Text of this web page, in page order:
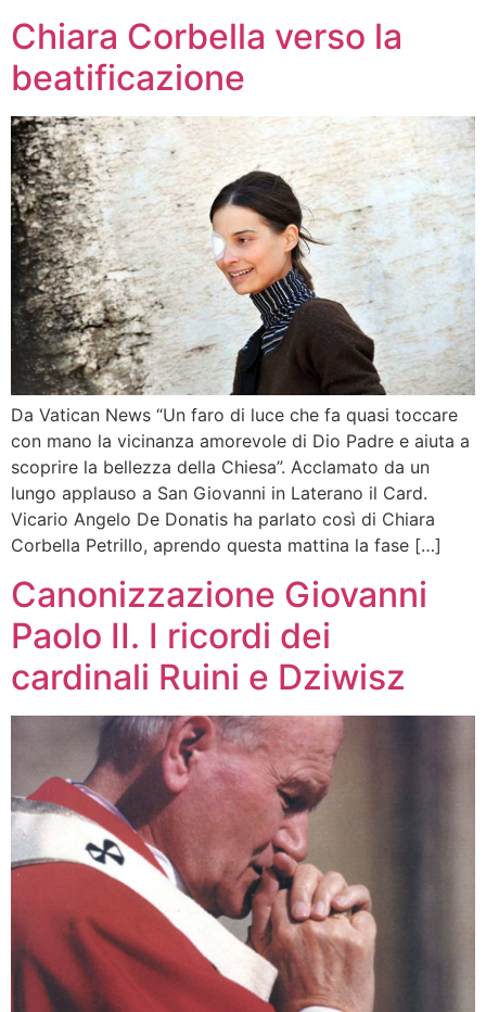
Chiara Corbella verso la
beatificazione
Da Vatican News “Un faro di luce che fa quasi toccare
con mano la vicinanza amorevole di Dio Padre e aiuta a
scoprire la bellezza della Chiesa”. Acclamato da un
lungo applauso a San Giovanni in Laterano il Card.
Vicario Angelo De Donatis ha parlato così di Chiara
Corbella Petrillo, aprendo questa mattina la fase […]
Canonizzazione Giovanni
Paolo II. I ricordi dei
cardinali Ruini e Dziwisz